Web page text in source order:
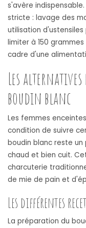
s'avère
stricte : lavage des
utilisation
limiter à 150
cadre d'une
Les
boudin blanc
Les femmes
condition de suivre
boudin blanc reste
chaud et bien cuit.
charcuterie
de mie de pain et
Les différentes
La préparation du